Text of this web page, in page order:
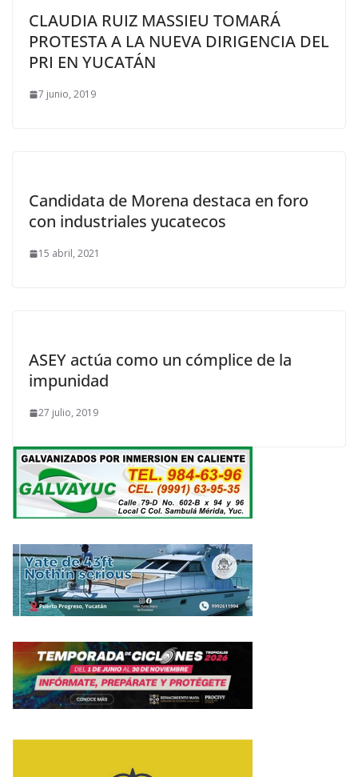
CLAUDIA RUIZ MASSIEU TOMARÁ
PROTESTA A LA NUEVA DIRIGENCIA DEL
PRI EN YUCATÁN
7 junio, 2019
Candidata de Morena destaca en foro
con industriales yucatecos
15 abril, 2021
ASEY actúa como un cómplice de la
impunidad
27 julio, 2019